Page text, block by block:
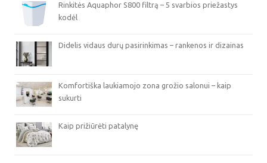
Rinkitės Aquaphor S800 filtrą – 5 svarbios priežastys
kodėl
Didelis vidaus durų pasirinkimas – rankenos ir dizainas
Komfortiška laukiamojo zona grožio salonui – kaip
sukurti
Kaip prižiūrėti patalynę